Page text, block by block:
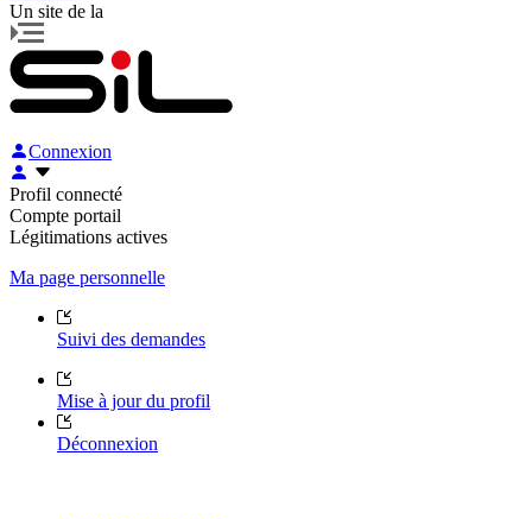
Un site de la
Connexion
Profil connecté
Compte portail
Légitimations actives
Ma page personnelle
Suivi des demandes
Mise à jour du profil
Déconnexion